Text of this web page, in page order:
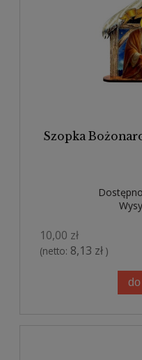
Szopka
10,00 zł
(netto: 8,13 zł )